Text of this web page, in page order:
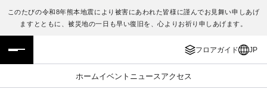
このたびの令和8年熊本地震により被害にあわれた皆様に謹んでお見舞い申しあげ
ますとともに、被災地の一日も早い復旧を、心よりお祈り申しあげます。
フロアガイド JP
ホームイベント ニュース アクセス
フロアガイド
施設案内・アクセス
ENGLISH
繁体字